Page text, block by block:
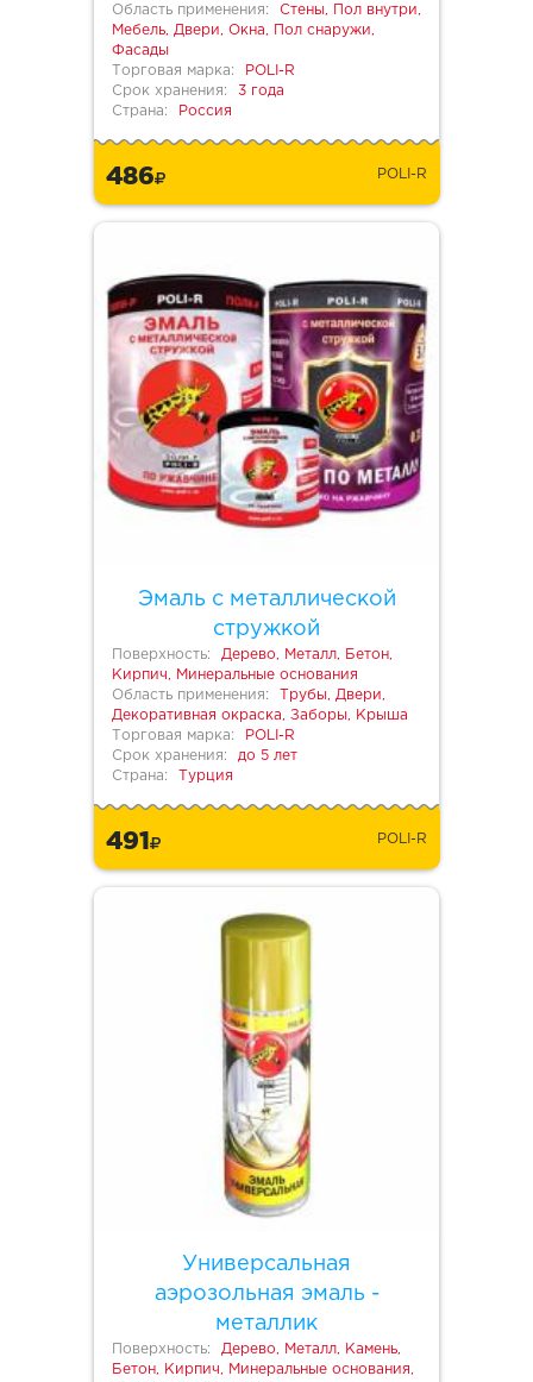
Область применения:
Стены, Пол внутри,
Мебель, Двери, Окна, Пол снаружи,
Фасады
Торговая марка:
POLI-R
Срок хранения:
3 года
Страна:
Россия
486 POLI-R
Эмаль с металлической
стружкой
Поверхность:
Дерево, Металл, Бетон,
Кирпич, Минеральные основания
Область применения:
Трубы, Двери,
Декоративная окраска, Заборы, Крыша
Торговая марка:
POLI-R
Срок хранения:
до 5 лет
Страна:
Турция
491 POLI-R
Универсальная
аэрозольная эмаль -
металлик
Поверхность:
Дерево, Металл, Камень,
Бетон, Кирпич, Минеральные основания,